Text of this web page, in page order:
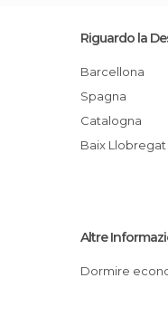
Riguardo la
Barcellona
Spagna
Catalogna
Baix Llobregat
Altre
Dormire